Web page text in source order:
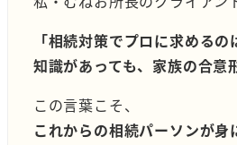
「相続対策でプロに求める
知識があっても、家族の合意
この言葉こそ、
これからの相続パーソンが